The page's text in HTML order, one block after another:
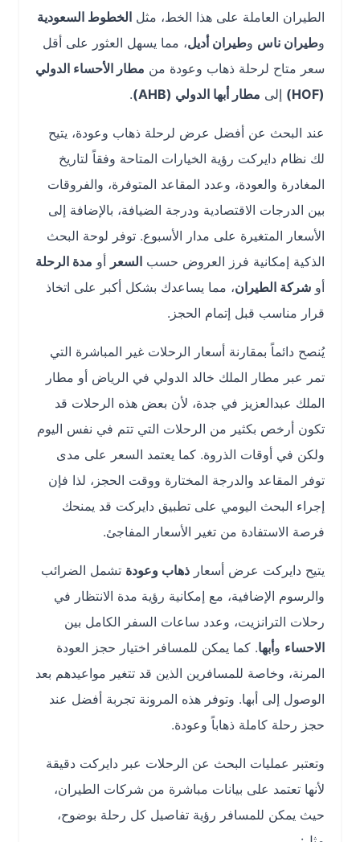
الطيران العاملة على هذا الخط، مثلالخطوط السعودية
طيران ناسوطيران أديل، مما يسهل العثور على أقل
سعر متاح لرحلة ذهاب وعودة منمطار الأحساء الدولي
إلىمطار أبها الدولي (AHB) .
عند البحث عن أفضل عرض لرحلة ذهاب وعودة، يتيح
لك نظام دايركت رؤية الخيارات المتاحة وفقاً لتاريخ
المغادرة والعودة، وعدد المقاعد المتوفرة، والفروقات
بين الدرجات الاقتصادية ودرجة الضيافة، بالإضافة إلى
الأسعار المتغيرة على مدار الأسبوع. توفر لوحة البحث
الذكية إمكانية فرز العروض حسبالسعر أومدة الرحلة
شركة الطيران، مما يساعدك بشكل أكبر على اتخاذ
قرار مناسب قبل إتمام الحجز.
يُنصح دائماً بمقارنة أسعار الرحلات غير المباشرة التي
تمر عبر مطار الملك خالد الدولي في الرياض أو مطار
الملك عبدالعزيز في جدة، لأن بعض هذه الرحلات قد
تكون أرخص بكثير من الرحلات التي تتم في نفس اليوم
ولكن في أوقات الذروة. كما يعتمد السعر على مدى
توفر المقاعد والدرجة المختارة ووقت الحجز، لذا فإن
إجراء البحث اليومي على تطبيق دايركت قد يمنحك
فرصة الاستفادة من تغير الأسعار المفاجئ.
يتيح دايركت عرض أسعارذهاب وعودةتشمل الضرائب
والرسوم الإضافية، مع إمكانية رؤية مدة الانتظار في
رحلات الترانزيت، وعدد ساعات السفر الكامل بين
الاحساءوأبها. كما يمكن للمسافر اختيار حجز العودة
المرنة، وخاصة للمسافرين الذين قد تتغير مواعيدهم بعد
الوصول إلى أبها. وتوفر هذه المرونة تجربة أفضل عند
حجز رحلة كاملة ذهاباً وعودة.
وتعتبر عمليات البحث عن الرحلات عبر دايركت دقيقة
لأنها تعتمد على بيانات مباشرة من شركات الطيران،
حيث يمكن للمسافر رؤية تفاصيل كل رحلة بوضوح،